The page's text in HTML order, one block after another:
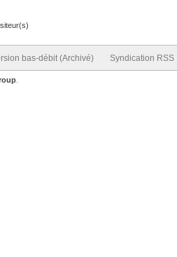
bas-débit (Archivé) Syndication RSS